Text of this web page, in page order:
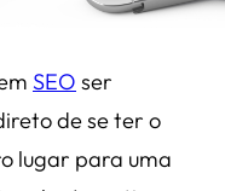
SEO ser
de se ter o
lugar para uma